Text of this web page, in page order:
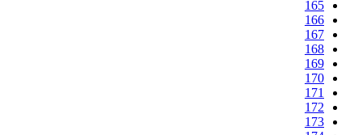
165
166
167
168
169
170
171
172
173